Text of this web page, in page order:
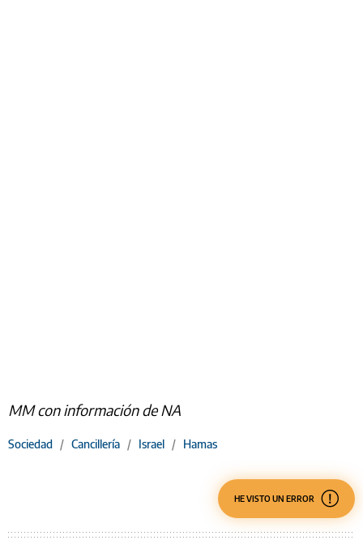
MM con información de NA
Sociedad / Cancillería / Israel / Hamas
HE VISTO UN ERROR